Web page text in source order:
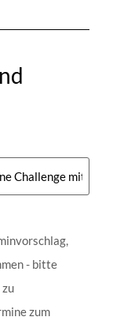
- bitte
zum